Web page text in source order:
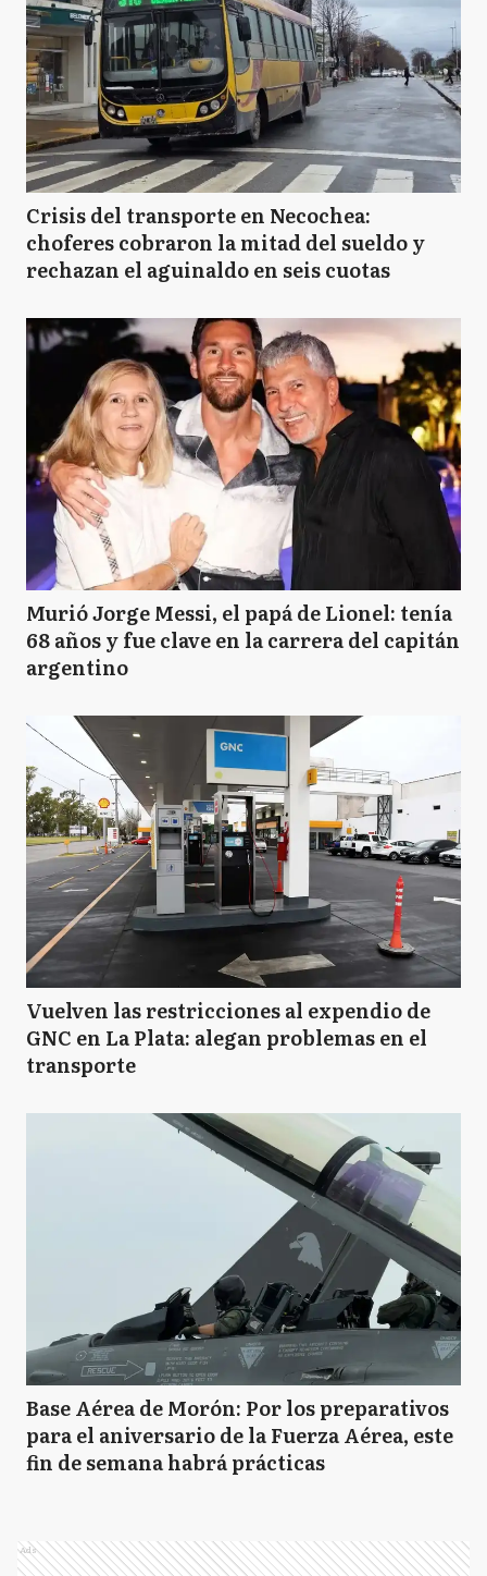
Crisis del transporte en Necochea:
choferes cobraron la mitad del sueldo y
rechazan el aguinaldo en seis cuotas
Murió Jorge Messi, el papá de Lionel: tenía
68 años y fue clave en la carrera del capitán
argentino
Vuelven las restricciones al expendio de
GNC en La Plata: alegan problemas en el
transporte
Base Aérea de Morón: Por los preparativos
para el aniversario de la Fuerza Aérea, este
fin de semana habrá prácticas
Ads